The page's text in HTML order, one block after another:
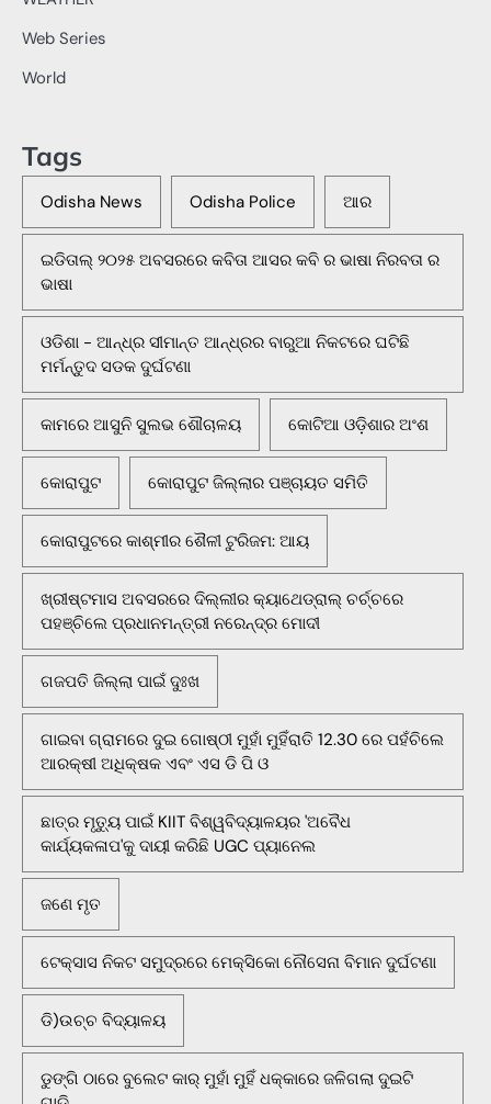
Web Series
World
Tags
Odisha News Odisha Police ଆର
ଇଡିତାଲ୍ ୨୦୨୫ ଅବସରରେ କବିତା ଆସର କବି ର ଭାଷା ନିରବତା ର
ଭାଷା
ଓଡିଶା - ଆନ୍ଧ୍ର ସୀମାନ୍ତ ଆନ୍ଧ୍ରର ବାରୁଆ ନିକଟରେ ଘଟିଛି
ମର୍ମନ୍ତୁଦ ସଡକ ଦୁର୍ଘଟଣା
କାମରେ ଆସୁନି ସୁଲଭ ଶୌଚାଳୟ କୋଟିଆ ଓଡ଼ିଶାର ଅଂଶ
କୋରାପୁଟ କୋରାପୁଟ ଜିଲ୍ଲାର ପଞ୍ଚାୟତ ସମିତି
କୋରାପୁଟରେ କାଶ୍ମୀର ଶୈଳୀ ଟୁରିଜମ: ଆୟ
ଖ୍ରୀଷ୍ଟମାସ ଅବସରରେ ଦିଲ୍ଲୀର କ୍ୟାଥେଡ୍ରାଲ୍ ଚର୍ଚ୍ଚରେ
ପହଞ୍ଚିଲେ ପ୍ରଧାନମନ୍ତ୍ରୀ ନରେନ୍ଦ୍ର ମୋଦୀ
ଗଜପତି ଜିଲ୍ଲା ପାଇଁ ଦୁଃଖ
ଗାଇବା ଗ୍ରାମରେ ଦୁଇ ଗୋଷ୍ଠୀ ମୁହାଁ ମୁହିଁରାତି 12.30 ରେ ପହଁଚିଲେ
ଆରକ୍ଷୀ ଅଧିକ୍ଷକ ଏବଂ ଏସ ଡି ପି ଓ
ଛାତ୍ର ମୃତ୍ୟୁ ପାଇଁ KIIT ବିଶ୍ୱବିଦ୍ୟାଳୟର 'ଅବୈଧ
କାର୍ଯ୍ୟକଳାପ'କୁ ଦାୟୀ କରିଛି UGC ପ୍ୟାନେଲ
ଜଣେ ମୃତ
ଟେକ୍ସାସ ନିକଟ ସମୁଦ୍ରରେ ମେକ୍ସିକୋ ନୌସେନା ବିମାନ ଦୁର୍ଘଟଣା
ଡି)ଉଚ୍ଚ ବିଦ୍ୟାଳୟ
ଡୁଙ୍ଗି ଠାରେ ବୁଲେଟ କାର୍ ମୁହାଁ ମୁହିଁ ଧକ୍କାରେ ଜଳିଗଲା ଦୁଇଟି